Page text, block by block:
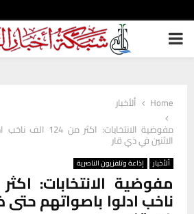
PRIMARY
Home
ألأخبار
مفوضية
الاثنين في ذي قار
ألأخبار إذاعة وتلفزيون الناصرية
ناخب ادلوا باصواتهم حتى